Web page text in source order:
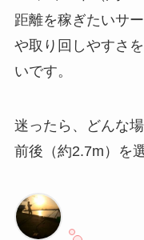
距離を稼ぎたいサ
や取り回しやすさ
いです。
迷ったら、どんな
前後（約2.7m）を